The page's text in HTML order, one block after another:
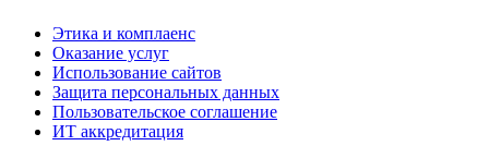
Этика и комплаенс
Оказание услуг
Использование сайтов
Защита персональных данных
Пользовательское соглашение
ИТ аккредитация